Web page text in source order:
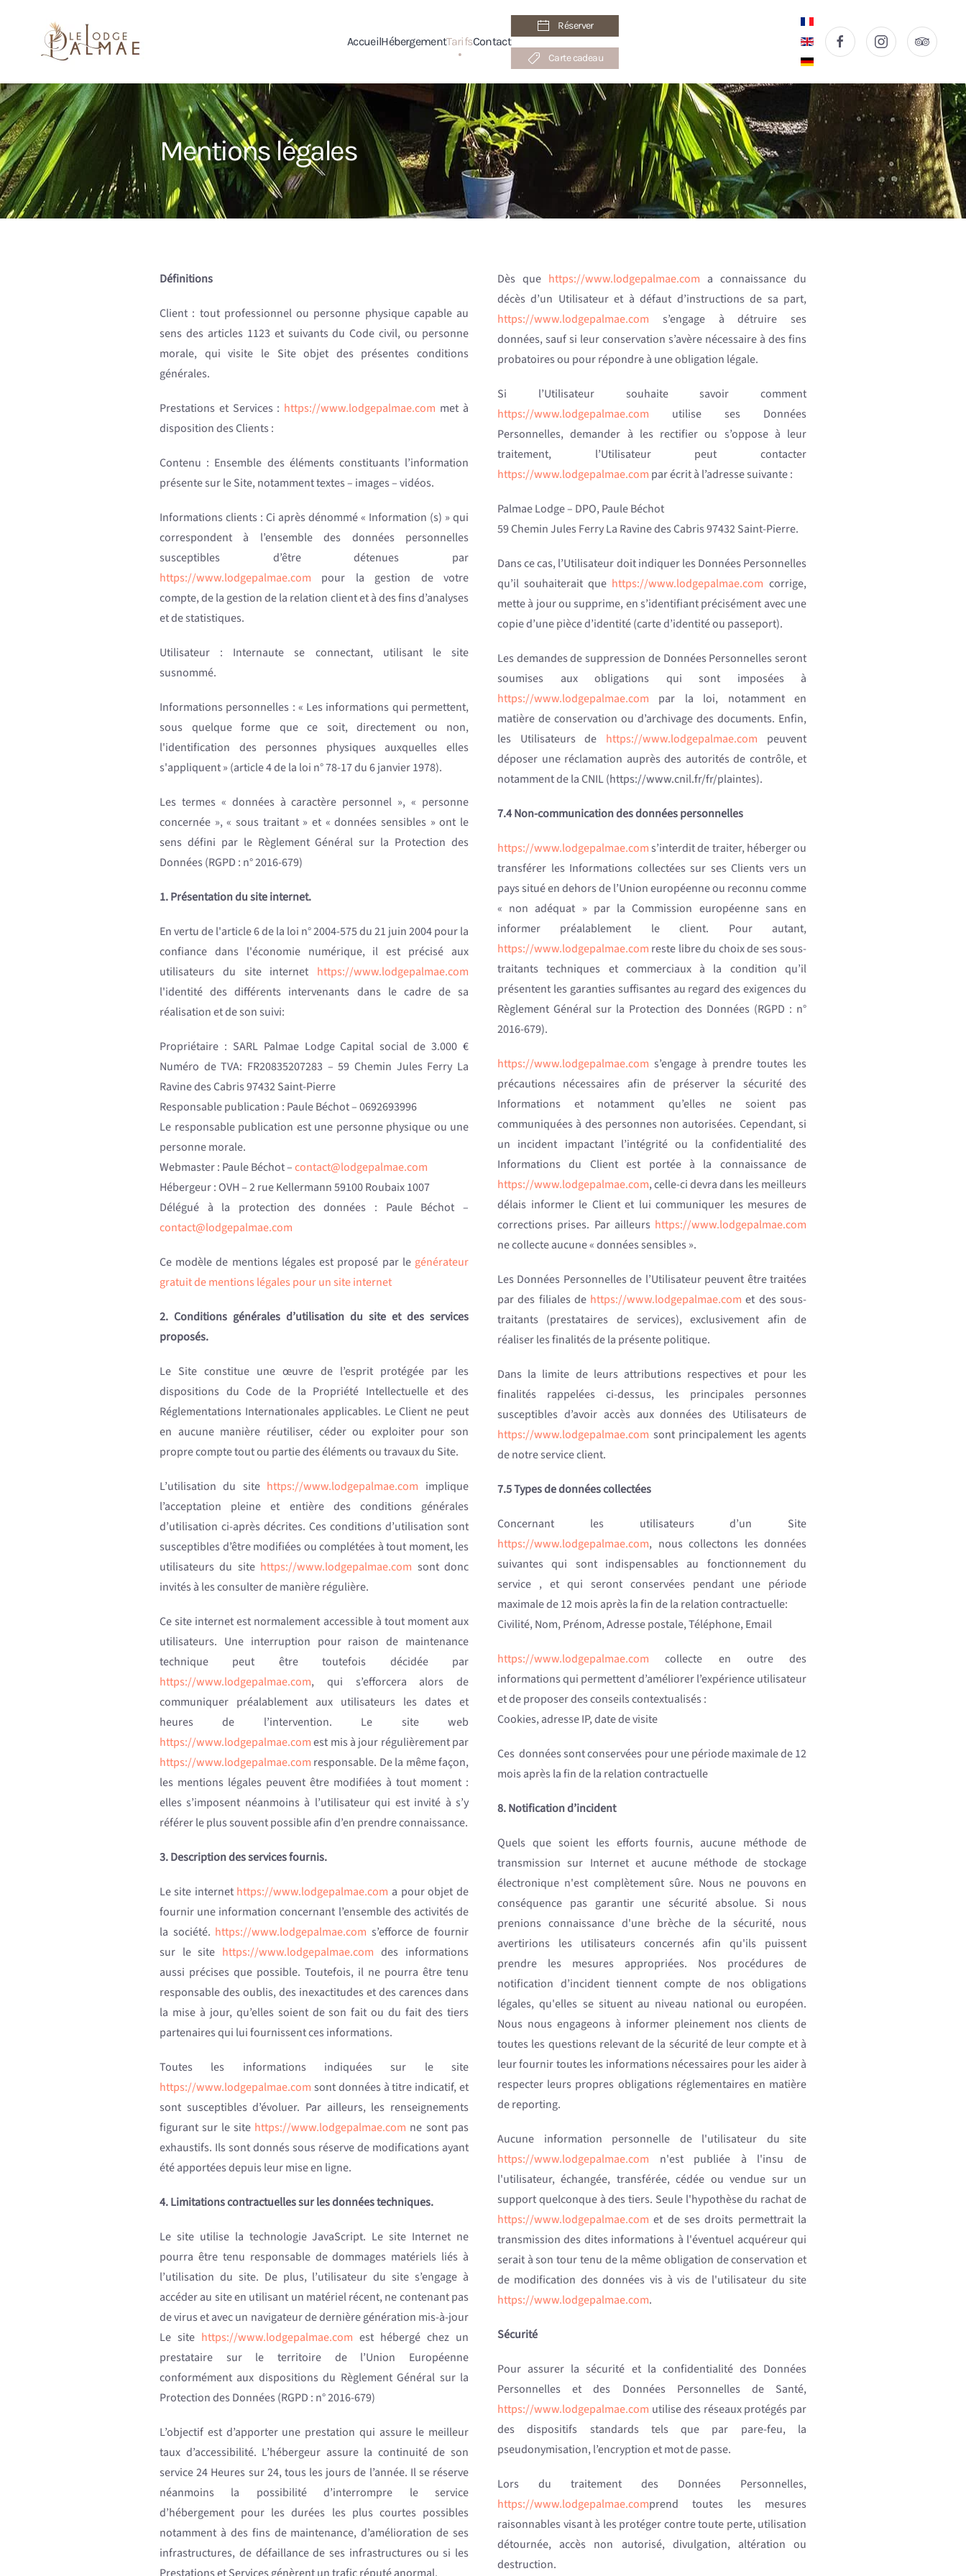
Skip
to
content
AccueilHébergementTarifsContact
Réserver
Carte cadeau
Mentions légales
Définitions
Client : tout professionnel ou personne physique capable au
sens des articles 1123 et suivants du Code civil, ou personne
morale, qui visite le Site objet des présentes conditions
générales.
Prestations et Services : https://www.lodgepalmae.com met à
disposition des Clients :
Contenu : Ensemble des éléments constituants l’information
présente sur le Site, notamment textes – images – vidéos.
Informations clients : Ci après dénommé « Information (s) » qui
correspondent à l’ensemble des données personnelles
susceptibles d’être détenues par
https://www.lodgepalmae.com pour la gestion de votre
compte, de la gestion de la relation client et à des fins d’analyses
et de statistiques.
Utilisateur : Internaute se connectant, utilisant le site
susnommé.
Informations personnelles : « Les informations qui permettent,
sous quelque forme que ce soit, directement ou non,
l'identification des personnes physiques auxquelles elles
s'appliquent » (article 4 de la loi n° 78-17 du 6 janvier 1978).
Les termes « données à caractère personnel », « personne
concernée », « sous traitant » et « données sensibles » ont le
sens défini par le Règlement Général sur la Protection des
Données (RGPD : n° 2016-679)
1. Présentation du site internet.
En vertu de l'article 6 de la loi n° 2004-575 du 21 juin 2004 pour la
confiance dans l'économie numérique, il est précisé aux
utilisateurs du site internet https://www.lodgepalmae.com
l'identité des différents intervenants dans le cadre de sa
réalisation et de son suivi:
Propriétaire : SARL Palmae Lodge Capital social de 3.000 €
Numéro de TVA: FR20835207283 – 59 Chemin Jules Ferry La
Ravine des Cabris 97432 Saint-Pierre
Responsable publication : Paule Béchot – 0692693996
Le responsable publication est une personne physique ou une
personne morale.
Webmaster : Paule Béchot –contact@lodgepalmae.com
Hébergeur : OVH – 2 rue Kellermann 59100 Roubaix 1007
Délégué à la protection des données : Paule Béchot –
contact@lodgepalmae.com
Ce modèle de mentions légales est proposé par le générateur
gratuit de mentions légales pour un site internet
2. Conditions générales d’utilisation du site et des services
proposés.
Le Site constitue une œuvre de l’esprit protégée par les
dispositions du Code de la Propriété Intellectuelle et des
Réglementations Internationales applicables. Le Client ne peut
en aucune manière réutiliser, céder ou exploiter pour son
propre compte tout ou partie des éléments ou travaux du Site.
L’utilisation du site https://www.lodgepalmae.com implique
l’acceptation pleine et entière des conditions générales
d’utilisation ci-après décrites. Ces conditions d’utilisation sont
susceptibles d’être modifiées ou complétées à tout moment, les
utilisateurs du site https://www.lodgepalmae.com sont donc
invités à les consulter de manière régulière.
Ce site internet est normalement accessible à tout moment aux
utilisateurs. Une interruption pour raison de maintenance
technique peut être toutefois décidée par
https://www.lodgepalmae.com, qui s’efforcera alors de
communiquer préalablement aux utilisateurs les dates et
heures de l’intervention. Le site web
https://www.lodgepalmae.comest mis à jour régulièrement par
https://www.lodgepalmae.com responsable. De la même façon,
les mentions légales peuvent être modifiées à tout moment :
elles s’imposent néanmoins à l’utilisateur qui est invité à s’y
référer le plus souvent possible afin d’en prendre connaissance.
3. Description des services fournis.
Le site internet https://www.lodgepalmae.com a pour objet de
fournir une information concernant l’ensemble des activités de
la société. https://www.lodgepalmae.com s’efforce de fournir
sur le site https://www.lodgepalmae.com des informations
aussi précises que possible. Toutefois, il ne pourra être tenu
responsable des oublis, des inexactitudes et des carences dans
la mise à jour, qu’elles soient de son fait ou du fait des tiers
partenaires qui lui fournissent ces informations.
Toutes les informations indiquées sur le site
https://www.lodgepalmae.com sont données à titre indicatif, et
sont susceptibles d’évoluer. Par ailleurs, les renseignements
figurant sur le site https://www.lodgepalmae.com ne sont pas
exhaustifs. Ils sont donnés sous réserve de modifications ayant
été apportées depuis leur mise en ligne.
4. Limitations contractuelles sur les données techniques.
Le site utilise la technologie JavaScript. Le site Internet ne
pourra être tenu responsable de dommages matériels liés à
l’utilisation du site. De plus, l’utilisateur du site s’engage à
accéder au site en utilisant un matériel récent, ne contenant pas
de virus et avec un navigateur de dernière génération mis-à-jour
Le site https://www.lodgepalmae.com est hébergé chez un
prestataire sur le territoire de l’Union Européenne
conformément aux dispositions du Règlement Général sur la
Protection des Données (RGPD : n° 2016-679)
L’objectif est d’apporter une prestation qui assure le meilleur
taux d’accessibilité. L’hébergeur assure la continuité de son
service 24 Heures sur 24, tous les jours de l’année. Il se réserve
néanmoins la possibilité d’interrompre le service
d’hébergement pour les durées les plus courtes possibles
notamment à des fins de maintenance, d’amélioration de ses
infrastructures, de défaillance de ses infrastructures ou si les
Dès que https://www.lodgepalmae.com a connaissance du
décès d’un Utilisateur et à défaut d’instructions de sa part,
https://www.lodgepalmae.com s’engage à détruire ses
données, sauf si leur conservation s’avère nécessaire à des fins
probatoires ou pour répondre à une obligation légale.
Si l’Utilisateur souhaite savoir comment
https://www.lodgepalmae.com utilise ses Données
Personnelles, demander à les rectifier ou s’oppose à leur
traitement, l’Utilisateur peut contacter
https://www.lodgepalmae.com par écrit à l’adresse suivante :
Palmae Lodge – DPO, Paule Béchot
59 Chemin Jules Ferry La Ravine des Cabris 97432 Saint-Pierre.
Dans ce cas, l’Utilisateur doit indiquer les Données Personnelles
qu’il souhaiterait que https://www.lodgepalmae.com corrige,
mette à jour ou supprime, en s’identifiant précisément avec une
copie d’une pièce d’identité (carte d’identité ou passeport).
Les demandes de suppression de Données Personnelles seront
soumises aux obligations qui sont imposées à
https://www.lodgepalmae.com par la loi, notamment en
matière de conservation ou d’archivage des documents. Enfin,
les Utilisateurs de https://www.lodgepalmae.com peuvent
déposer une réclamation auprès des autorités de contrôle, et
notamment de la CNIL (https://www.cnil.fr/fr/plaintes).
7.4 Non-communication des données personnelles
https://www.lodgepalmae.coms’interdit de traiter, héberger ou
transférer les Informations collectées sur ses Clients vers un
pays situé en dehors de l’Union européenne ou reconnu comme
« non adéquat » par la Commission européenne sans en
informer préalablement le client. Pour autant,
https://www.lodgepalmae.com reste libre du choix de ses sous-
traitants techniques et commerciaux à la condition qu’il
présentent les garanties suffisantes au regard des exigences du
Règlement Général sur la Protection des Données (RGPD : n°
2016-679).
https://www.lodgepalmae.com s’engage à prendre toutes les
précautions nécessaires afin de préserver la sécurité des
Informations et notamment qu’elles ne soient pas
communiquées à des personnes non autorisées. Cependant, si
un incident impactant l’intégrité ou la confidentialité des
Informations du Client est portée à la connaissance de
https://www.lodgepalmae.com, celle-ci devra dans les meilleurs
délais informer le Client et lui communiquer les mesures de
corrections prises. Par ailleurs https://www.lodgepalmae.com
ne collecte aucune « données sensibles ».
Les Données Personnelles de l’Utilisateur peuvent être traitées
par des filiales de https://www.lodgepalmae.com et des sous-
traitants (prestataires de services), exclusivement afin de
réaliser les finalités de la présente politique.
Dans la limite de leurs attributions respectives et pour les
finalités rappelées ci-dessus, les principales personnes
susceptibles d’avoir accès aux données des Utilisateurs de
https://www.lodgepalmae.com sont principalement les agents
de notre service client.
7.5 Types de données collectées
Concernant les utilisateurs d’un Site
https://www.lodgepalmae.com, nous collectons les données
suivantes qui sont indispensables au fonctionnement du
service , et qui seront conservées pendant une période
maximale de 12 mois après la fin de la relation contractuelle:
Civilité, Nom, Prénom, Adresse postale, Téléphone, Email
https://www.lodgepalmae.com collecte en outre des
informations qui permettent d’améliorer l’expérience utilisateur
et de proposer des conseils contextualisés :
Cookies, adresse IP, date de visite
Ces données sont conservées pour une période maximale de 12
mois après la fin de la relation contractuelle
8. Notification d’incident
Quels que soient les efforts fournis, aucune méthode de
transmission sur Internet et aucune méthode de stockage
électronique n'est complètement sûre. Nous ne pouvons en
conséquence pas garantir une sécurité absolue. Si nous
prenions connaissance d'une brèche de la sécurité, nous
avertirions les utilisateurs concernés afin qu'ils puissent
prendre les mesures appropriées. Nos procédures de
notification d’incident tiennent compte de nos obligations
légales, qu'elles se situent au niveau national ou européen.
Nous nous engageons à informer pleinement nos clients de
toutes les questions relevant de la sécurité de leur compte et à
leur fournir toutes les informations nécessaires pour les aider à
respecter leurs propres obligations réglementaires en matière
de reporting.
Aucune information personnelle de l'utilisateur du site
https://www.lodgepalmae.com n'est publiée à l'insu de
l'utilisateur, échangée, transférée, cédée ou vendue sur un
support quelconque à des tiers. Seule l'hypothèse du rachat de
https://www.lodgepalmae.com et de ses droits permettrait la
transmission des dites informations à l'éventuel acquéreur qui
serait à son tour tenu de la même obligation de conservation et
de modification des données vis à vis de l'utilisateur du site
https://www.lodgepalmae.com.
Sécurité
Pour assurer la sécurité et la confidentialité des Données
Personnelles et des Données Personnelles de Santé,
https://www.lodgepalmae.com utilise des réseaux protégés par
des dispositifs standards tels que par pare-feu, la
pseudonymisation, l’encryption et mot de passe.
Lors du traitement des Données Personnelles,
https://www.lodgepalmae.comprend toutes les mesures
raisonnables visant à les protéger contre toute perte, utilisation
détournée, accès non autorisé, divulgation, altération ou
destruction.